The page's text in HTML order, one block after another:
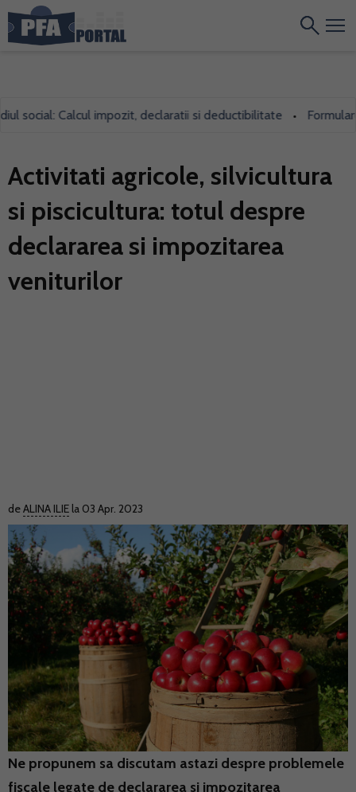
Calcul impozit, declaratii si deductibilitate • Formularul
Activitati agricole, silvicultura
si piscicultura: totul despre
declararea si impozitarea
veniturilor
deALINA ILIE la 03 Apr. 2023
Ne propunem sa discutam astazi despre problemele
fiscale legate de declararea si impozitarea